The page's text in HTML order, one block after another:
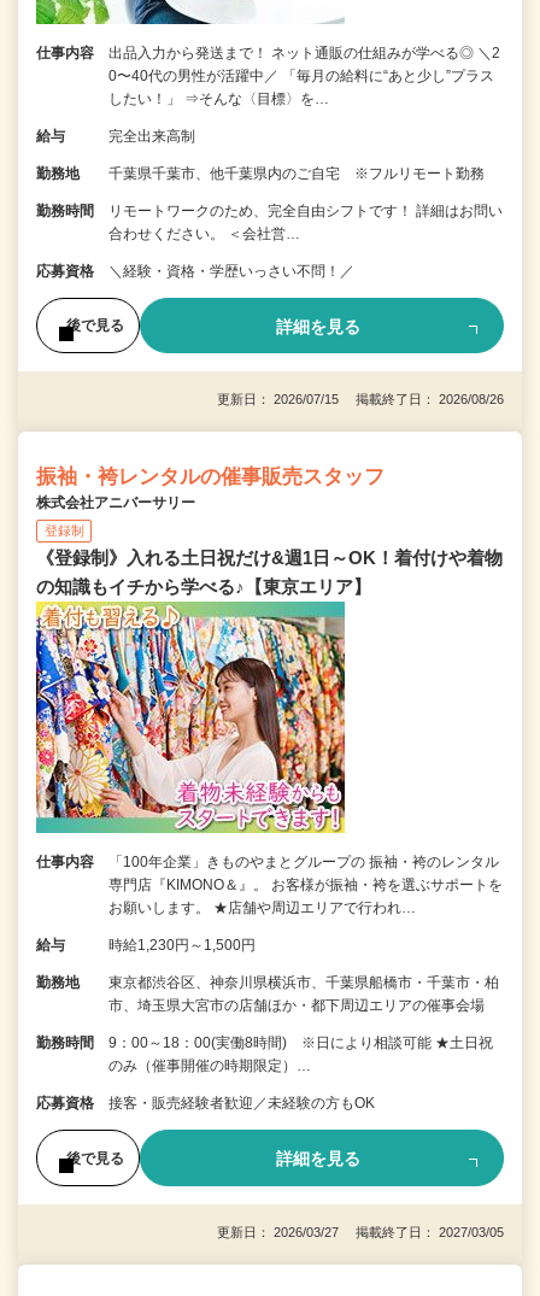
仕事内容
出品入力から発送まで！ ネット通販の仕組みが学べる◎ ＼2
0〜40代の男性が活躍中／ 「毎月の給料に“あと少し”プラス
したい！」 ⇒そんな〈目標〉を…
給与 完全出来高制
勤務地 千葉県千葉市、他千葉県内のご自宅 ※フルリモート勤務
勤務時間
リモートワークのため、完全自由シフトです！ 詳細はお問い
合わせください。 ＜会社営…
応募資格 ＼経験・資格・学歴いっさい不問！／
後で見る 詳細を見る
更新日： 2026/07/15 掲載終了日： 2026/08/26
振袖・袴レンタルの催事販売スタッフ
株式会社アニバーサリー
登録制
《登録制》入れる土日祝だけ&週1日～OK！着付けや着物
の知識もイチから学べる♪【東京エリア】
仕事内容
「100年企業」きものやまとグループの 振袖・袴のレンタル
専門店『KIMONO＆』。 お客様が振袖・袴を選ぶサポートを
お願いします。 ★店舗や周辺エリアで行われ…
給与 時給1,230円～1,500円
勤務地
東京都渋谷区、神奈川県横浜市、千葉県船橋市・千葉市・柏
市、埼玉県大宮市の店舗ほか・都下周辺エリアの催事会場
勤務時間
9：00～18：00(実働8時間) ※日により相談可能 ★土日祝
のみ（催事開催の時期限定）…
応募資格 接客・販売経験者歓迎／未経験の方もOK
後で見る 詳細を見る
更新日： 2026/03/27 掲載終了日： 2027/03/05